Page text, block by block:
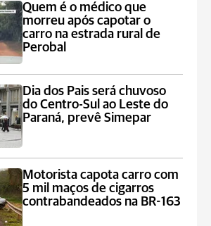
Quem é o médico que
morreu após capotar o
carro na estrada rural de
Perobal
Dia dos Pais será chuvoso
do Centro-Sul ao Leste do
Paraná, prevê Simepar
Motorista capota carro com
5 mil maços de cigarros
contrabandeados na BR-163